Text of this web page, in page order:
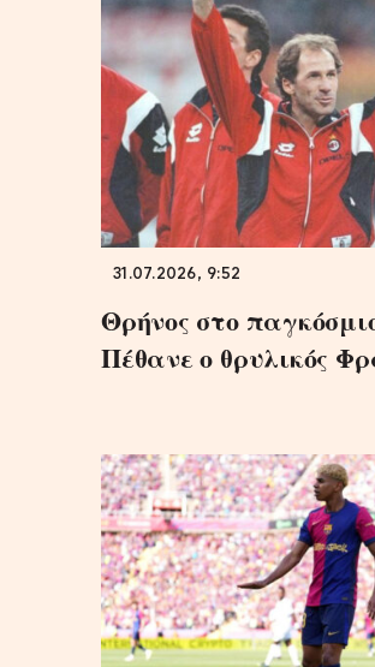
31.07.2026, 9:52
Θρήνος στο
Πέθανε ο θρυλικός